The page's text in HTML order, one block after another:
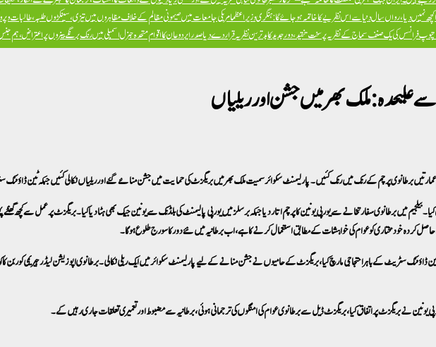
نہیں دیا، رواں سال دنیا سے اس نظریے کا خاتمہ ہو جائے گا: ہنگری وزیراعظمامریکی جامعات میں صیہونی مظالم کے خلاف مظاہروں میں تیزی، سینکڑوں طلبہ، طالبات و
پوپ فرانسس کی یک صنف سماج کے نظریہ پر سخت تنقید، دور جدید کا بدترین نظریہ قرار دے دیاصدر ایردوعان کا اقوام متحدہ جنرل اسمبلی میں رنگ برنگے بینروں پر اعتراض،
بیلجیم میں برطانوی سفارتخانے سے یورپی یونین کا پرچم اتار دیا جبکہ برسلز میں یورپی پالیمنٹ کی بلڈنگ سے یونین جیک بھی ہٹا دیا گیا۔ بریگزٹ پرعمل سے کچھ
کردہ خود مختاری کو عوام کی خواہشات کے مطابق استعمال کرنے کا ہے، اب برطانیہ میں نئے دور کا سورج طلوع ہوگا۔
سٹریٹ کے باہر احتجاجی مارچ کیا، بریگزٹ کے حامیوں نے جشن منانے کے لیے پارلیمنٹ سکوائر میں ایک ریلی نکالی۔ برطانوی اپوزیشن لیڈر جیریمی
یونین نے بریگزٹ پر اتفاق کیا، بریگزٹ ڈیل سے برطانوی عوام کی امنگوں کی ترجمانی ہوئی، برطانیہ سے مضبوط اور تعمیری تعلقات جاری رہیں گے۔